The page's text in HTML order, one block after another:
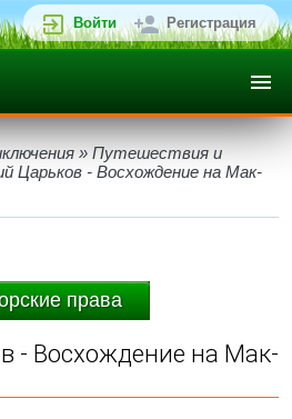
Войти Регистрация
» Путешествия и
Царьков - Восхождение на Мак-
права
- Восхождение на Мак-